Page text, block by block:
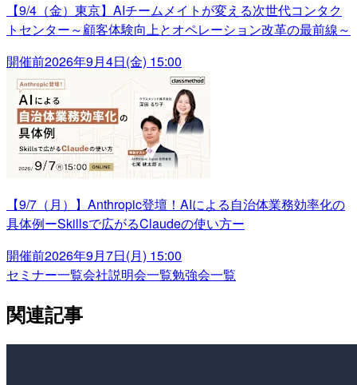
【9/4（金）東京】AIチームメイトが変える次世代コンタク
トセンター～顧客体験向上とオペレーション改革の最前線～
開催前2026年9月4日(金) 15:00
【9/7（月）】Anthropic登壇！AIによる自治体業務効率化の
具体例ーSkillsで広がるClaudeの使い方ー
開催前2026年9月7日(月) 15:00
セミナー一覧会社説明会一覧勉強会一覧
関連記事